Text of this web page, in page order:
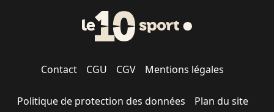
Contact CGU CGV Mentions légales
Politique de protection des données Plan du site